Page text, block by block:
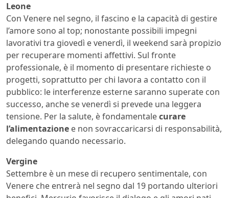
Leone
Con Venere nel segno, il fascino e la capacità di gestire
l’amore sono al top; nonostante possibili impegni
lavorativi tra giovedì e venerdì, il weekend sarà propizio
per recuperare momenti affettivi. Sul fronte
professionale, è il momento di presentare richieste o
progetti, soprattutto per chi lavora a contatto con il
pubblico: le interferenze esterne saranno superate con
successo, anche se venerdì si prevede una leggera
tensione. Per la salute, è fondamentalecurare
l’alimentazione e non sovraccaricarsi di responsabilità,
delegando quando necessario.
Vergine
Settembre è un mese di recupero sentimentale, con
Venere che entrerà nel segno dal 19 portando ulteriori